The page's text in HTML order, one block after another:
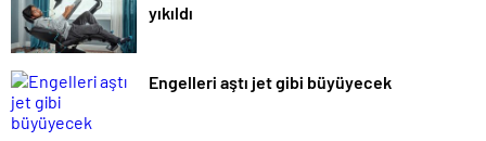
yıkıldı
Engelleri aştı jet gibi büyüyecek